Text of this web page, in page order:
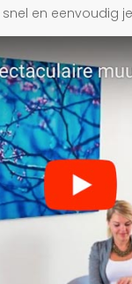
en eenvoudig